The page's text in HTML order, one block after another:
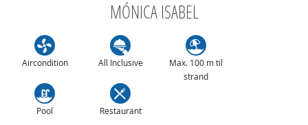
MÓNICA ISABEL
Aircondition All Inclusive
Max. 100 m til
strand
Pool Restaurant